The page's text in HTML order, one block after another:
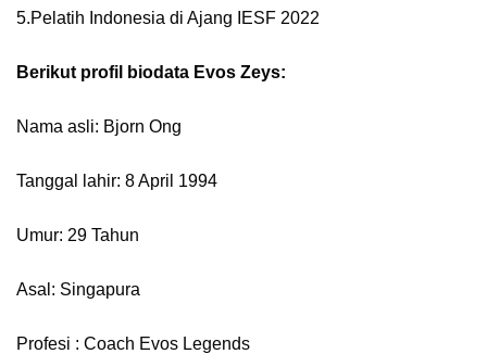
5.Pelatih Indonesia di Ajang IESF 2022
Berikut profil biodata Evos Zeys:
Nama asli: Bjorn Ong
Tanggal lahir: 8 April 1994
Umur: 29 Tahun
Asal: Singapura
Profesi : Coach Evos Legends